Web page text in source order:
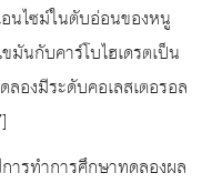
นไซม์ในตับอ่อนของหนู
นกับคาร์โบไฮเดรตเป็น
องมีระดับคอเลสเตอรอล
ารทำการศึกษาทดลองผล